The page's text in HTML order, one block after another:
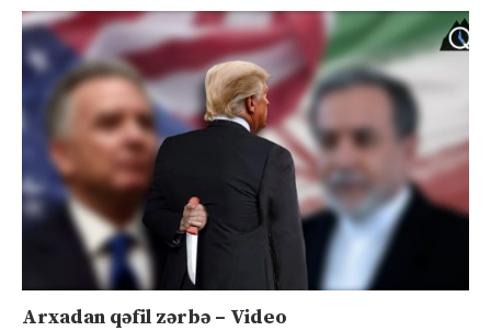
Arxadan qəfil zərbə – Video